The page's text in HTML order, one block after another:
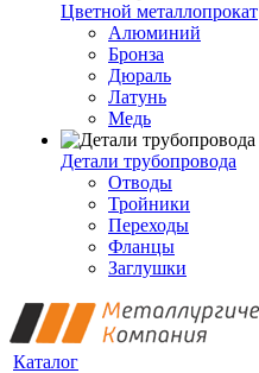
Цветной металлопрокат
Алюминий
Бронза
Дюраль
Латунь
Медь
Детали трубопровода
Отводы
Тройники
Переходы
Фланцы
Заглушки
Каталог